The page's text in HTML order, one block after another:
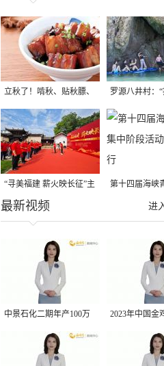
立秋了！啃秋、贴秋膘、
晒秋，福建人这样过才够
味→
罗源八井村：
“寻美福建 薪火映长征”主
题活动在龙岩长汀启动
第十四届海峡
阶段活动在福
进
最新视频
中景石化二期年产100万
吨丙烷脱氢项目建成中交
2023年中国金
节有福电影巡